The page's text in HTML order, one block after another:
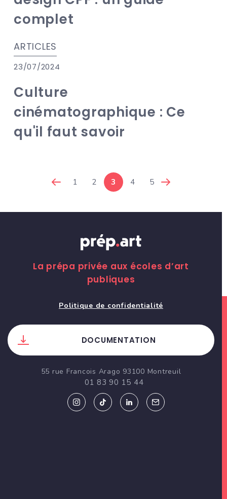
complet
ARTICLES
23/07/2024
Culture
cinématographique : Ce
qu'il faut savoir
1 2 3 4 5
La prépa privée aux écoles d’art
publiques
Politique de confidentialité
DOCUMENTATION
55 rue Francois Arago 93100 Montreuil
01 83 90 15 44